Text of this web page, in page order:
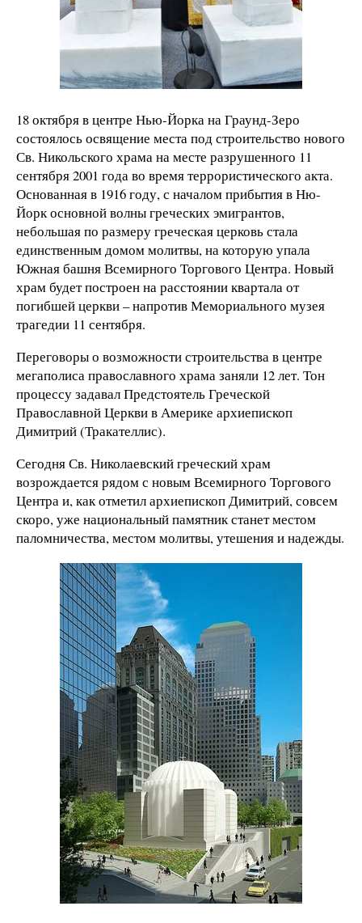
18 октября в центре Нью-Йорка на Граунд-Зеро
состоялось освящение места под строительство нового
Св. Никольского храма на месте разрушенного 11
сентября 2001 года во время террористического акта.
Основанная в 1916 году, с началом прибытия в Ню-
Йорк основной волны греческих эмигрантов,
небольшая по размеру греческая церковь стала
единственным домом молитвы, на которую упала
Южная башня Всемирного Торгового Центра. Новый
храм будет построен на расстоянии квартала от
погибшей церкви – напротив Мемориального музея
трагедии 11 сентября.
Переговоры о возможности строительства в центре
мегаполиса православного храма заняли 12 лет. Тон
процессу задавал Предстоятель Греческой
Православной Церкви в Америке архиепископ
Димитрий (Тракателлис).
Сегодня Св. Николаевский греческий храм
возрождается рядом с новым Всемирного Торгового
Центра и, как отметил архиепископ Димитрий, совсем
скоро, уже национальный памятник станет местом
паломничества, местом молитвы, утешения и надежды.